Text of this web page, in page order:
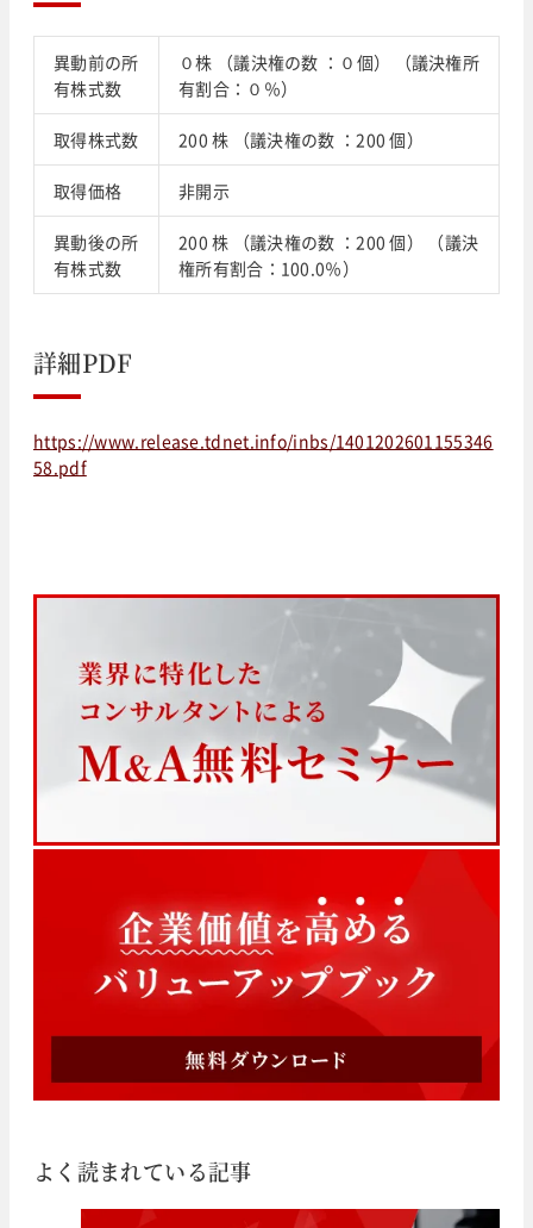
異動前の所
有株式数
０株 （議決権の数 ：０個） （議決権所
有割合：０％）
取得株式数 200 株 （議決権の数 ：200 個）
取得価格 非開示
異動後の所
有株式数
200 株 （議決権の数 ：200 個） （議決
権所有割合：100.0％）
詳細PDF
https://www.release.tdnet.info/inbs/1401202601155346
58.pdf
よく読まれている記事